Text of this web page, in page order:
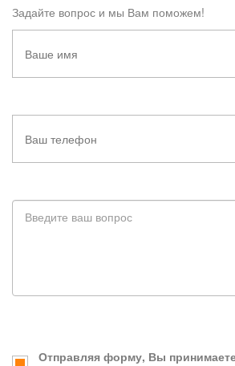
Задайте вопрос и мы Вам поможем!
Отправляя форму, Вы